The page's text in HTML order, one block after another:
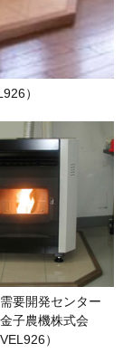
）
要開発センター
金子農機株式会
）